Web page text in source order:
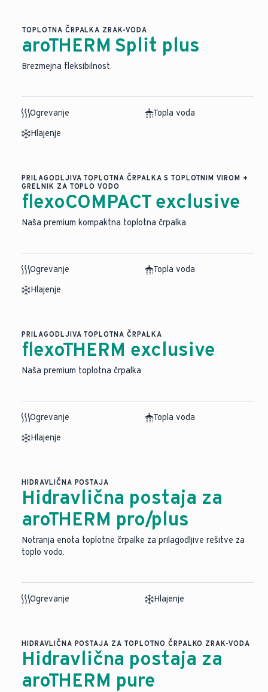
TOPLOTNA ČRPALKA ZRAK-VODA
aroTHERM Split plus
Brezmejna fleksibilnost.
Ogrevanje
Topla voda
Hlajenje
PRILAGODLJIVA TOPLOTNA ČRPALKA S TOPLOTNIM VIROM +
GRELNIK ZA TOPLO VODO
flexoCOMPACT exclusive
Naša premium kompaktna toplotna črpalka.
Ogrevanje
Topla voda
Hlajenje
PRILAGODLJIVA TOPLOTNA ČRPALKA
flexoTHERM exclusive
Naša premium toplotna črpalka
Ogrevanje
Topla voda
Hlajenje
HIDRAVLIČNA POSTAJA
Hidravlična postaja za
aroTHERM pro/plus
Notranja enota toplotne črpalke za prilagodljive rešitve za
toplo vodo.
Ogrevanje Hlajenje
HIDRAVLIČNA POSTAJA ZA TOPLOTNO ČRPALKO ZRAK-VODA
Hidravlična postaja za
aroTHERM pure